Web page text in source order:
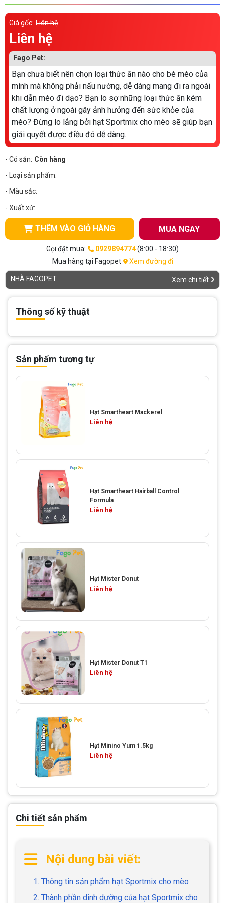
spa cho thú cưng
Thông tin về chó
CHÍNH SÁCH
Chính sách mua hàng Chính sách vận chuyển
Chính sách bảo hành Chính sách bảo mật
Chính sách đổi trả
LIÊN HỆ
Giá gốc: Liên hệ
Liên hệ
Fago Pet:
Bạn chưa biết nên chọn loại thức ăn nào cho bé mèo của
mình mà không phải nấu nướng, dễ dàng mang đi ra ngoài
khi dẫn mèo đi dạo? Bạn lo sợ những loại thức ăn kém
chất lượng ở ngoài gây ảnh hưởng đến sức khỏe của
mèo? Đừng lo lắng bởi hạt Sportmix cho mèo sẽ giúp bạn
giải quyết được điều đó dễ dàng.
- Có sẵn: Còn hàng
- Loại sản phẩm:
- Màu sắc:
- Xuất xứ:
THÊM VÀO GIỎ HÀNG MUA NGAY
Gọi đặt mua: 0929894774(8:00 - 18:30)
Mua hàng tại Fagopet
Xem đường đi
NHÀ FAGOPET Xem chi tiết
Chi tiết sản phẩm
Nội dung bài viết:
1. Thông tin sản phẩm hạt Sportmix cho mèo
2. Thành phần dinh dưỡng của hạt Sportmix cho
Thông số kỹ thuật
Sản phẩm tương tự
Hạt Smartheart Mackerel
Liên hệ
Hạt Smartheart Hairball Control
Formula
Liên hệ
Hạt Mister Donut
Liên hệ
Hạt Mister Donut T1
Liên hệ
Hạt Minino Yum 1.5kg
Liên hệ